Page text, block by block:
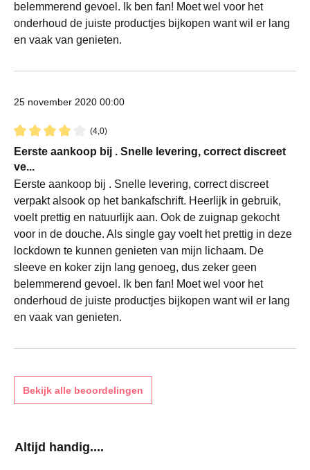
belemmerend gevoel. Ik ben fan! Moet wel voor het
onderhoud de juiste productjes bijkopen want wil er lang
en vaak van genieten.
25 november 2020 00:00
(4,0)
Recensie met een waardering van 4 van de 5 sterren
Eerste aankoop bij . Snelle levering, correct discreet
ve...
Eerste aankoop bij . Snelle levering, correct discreet
verpakt alsook op het bankafschrift. Heerlijk in gebruik,
voelt prettig en natuurlijk aan. Ook de zuignap gekocht
voor in de douche. Als single gay voelt het prettig in deze
lockdown te kunnen genieten van mijn lichaam. De
sleeve en koker zijn lang genoeg, dus zeker geen
belemmerend gevoel. Ik ben fan! Moet wel voor het
onderhoud de juiste productjes bijkopen want wil er lang
en vaak van genieten.
Bekijk alle beoordelingen
Productgalerij overslaan
Altijd handig....